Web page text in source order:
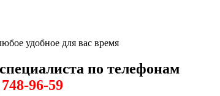
удобное для вас время
по телефонам
96-59